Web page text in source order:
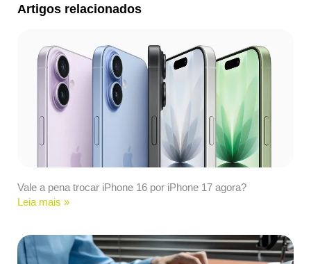
Artigos relacionados
Vale a pena trocar iPhone 16 por iPhone 17 agora?
Leia mais »